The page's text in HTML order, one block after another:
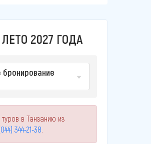
2027 ГОДА
бронирование
в Танзанию из
344-21-38